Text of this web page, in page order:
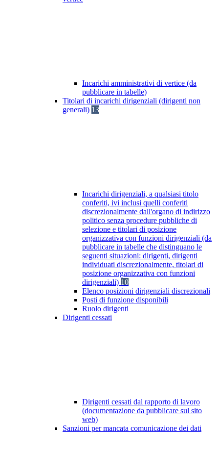
Incarichi amministrativi di vertice (da
pubblicare in tabelle)
Titolari di incarichi dirigenziali (dirigenti non
generali) 13
Incarichi dirigenziali, a qualsiasi titolo
conferiti, ivi inclusi quelli conferiti
discrezionalmente dall'organo di indirizzo
politico senza procedure pubbliche di
selezione e titolari di posizione
organizzativa con funzioni dirigenziali (da
pubblicare in tabelle che distinguano le
seguenti situazioni: dirigenti, dirigenti
individuati discrezionalmente, titolari di
posizione organizzativa con funzioni
dirigenziali) 10
Elenco posizioni dirigenziali discrezionali
Posti di funzione disponibili
Ruolo dirigenti
Dirigenti cessati
Dirigenti cessati dal rapporto di lavoro
(documentazione da pubblicare sul sito
web)
Sanzioni per mancata comunicazione dei dati